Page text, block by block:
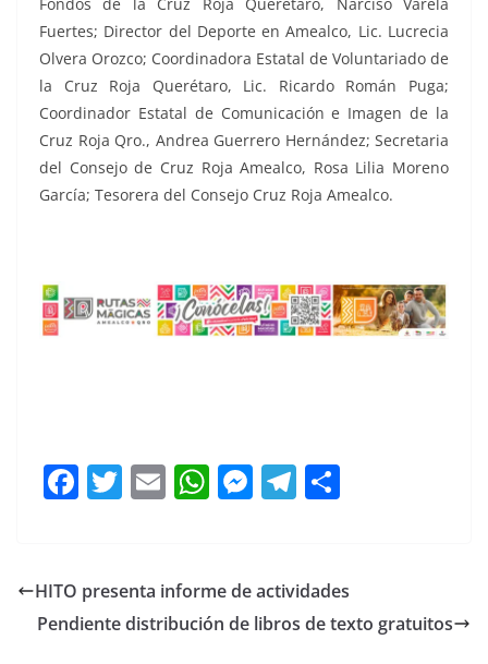
Fuertes; Director del Deporte en Amealco, Lic. Lucrecia
Olvera Orozco; Coordinadora Estatal de Voluntariado de
la Cruz Roja Querétaro, Lic. Ricardo Román Puga;
Coordinador Estatal de Comunicación e Imagen de la
Cruz Roja Qro., Andrea Guerrero Hernández; Secretaria
del Consejo de Cruz Roja Amealco, Rosa Lilia Moreno
García; Tesorera del Consejo Cruz Roja Amealco.
F
e
b
T
er
E
l
W
s
A
M
e
n
T
gr
a
p
ar
HITO presenta informe de actividades
Pendiente distribución de libros de texto gratuitos